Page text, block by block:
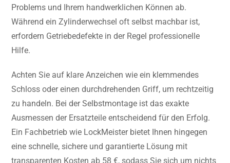
Problems und Ihrem handwerklichen Können ab.
Während ein Zylinderwechsel oft selbst machbar ist,
erfordern Getriebedefekte in der Regel professionelle
Hilfe.
Achten Sie auf klare Anzeichen wie ein klemmendes
Schloss oder einen durchdrehenden Griff, um rechtzeitig
zu handeln. Bei der Selbstmontage ist das exakte
Ausmessen der Ersatzteile entscheidend für den Erfolg.
Ein Fachbetrieb wie LockMeister bietet Ihnen hingegen
eine schnelle, sichere und garantierte Lösung mit
transparenten Kosten ab 58 €, sodass Sie sich um nichts